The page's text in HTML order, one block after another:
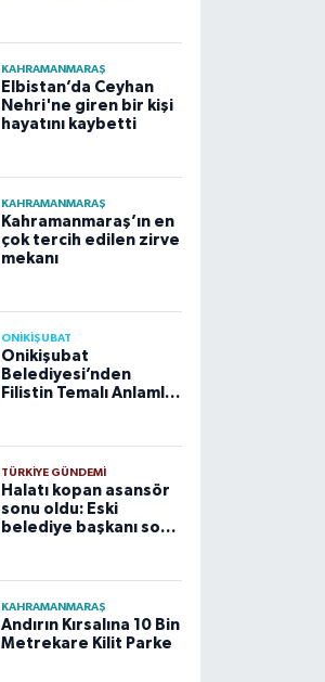
KAHRAMANMARAŞ
Elbistan’da Ceyhan
Nehri'ne giren bir kişi
hayatını kaybetti
KAHRAMANMARAŞ
Kahramanmaraş’ın en
çok tercih edilen zirve
mekanı
ONİKİŞUBAT
Onikişubat
Belediyesi’nden
Filistin Temalı Anlamlı
TÜRKIYE GÜNDEMI
Halatı kopan asansör
sonu oldu: Eski
belediye başkanı son
KAHRAMANMARAŞ
Andırın Kırsalına 10 Bin
Metrekare Kilit Parke